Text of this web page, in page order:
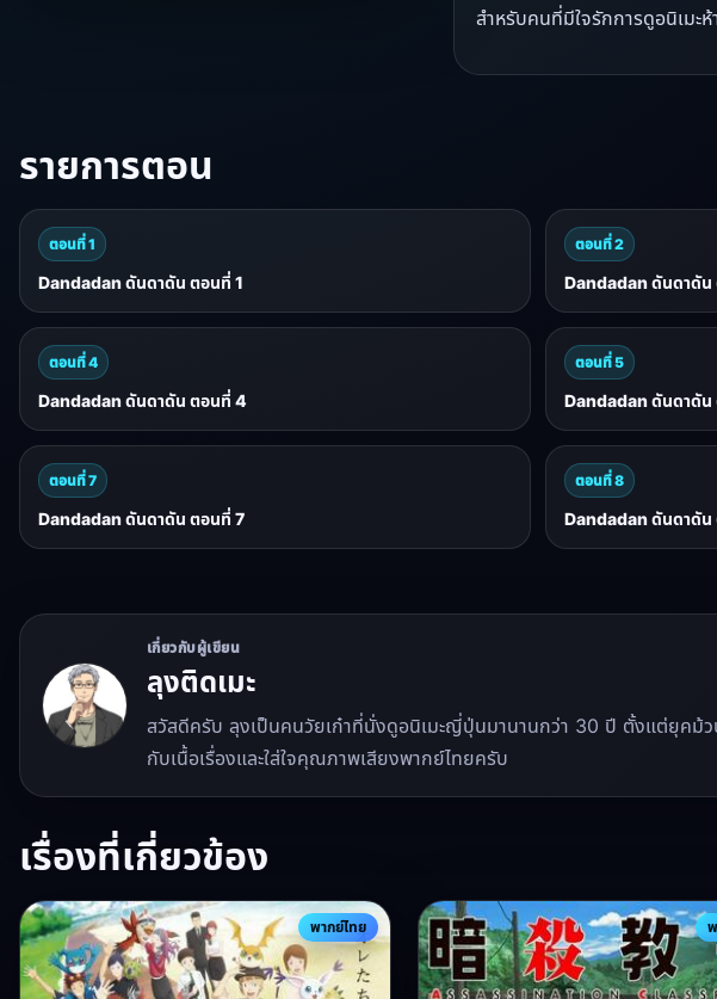
สำหรับคนที่มีใจรักการดูอนิเมะ
รายการตอน
ตอนที่ 1
Dandadan ดันดาดัน ตอนที่ 1
ตอนที่ 2
Dandadan ดันดาดัน
ตอนที่ 4
Dandadan ดันดาดัน ตอนที่ 4
ตอนที่ 5
Dandadan ดันดาดัน
ตอนที่ 7
Dandadan ดันดาดัน ตอนที่ 7
ตอนที่ 8
Dandadan ดันดาดัน
เกี่ยวกับผู้เขียน
ลุงติดเมะ
สวัสดีครับ ลุงเป็นคนวัยเก๋าที่นั่งดูอนิเมะญี่ปุ่นมานานกว่า 30 ปี ตั้งแต่ยุคม้
กับเนื้อเรื่องและใส่ใจคุณภาพเสียงพากย์ไทยครับ
เรื่องที่เกี่ยวข้อง
พากย์ไทย